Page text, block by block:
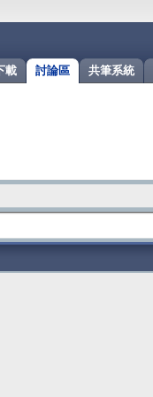
共筆系統
討論區
載